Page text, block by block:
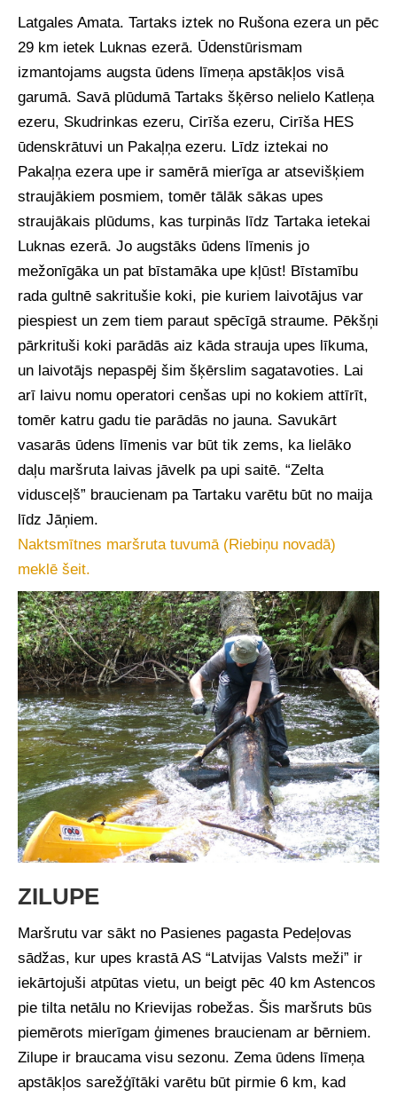
Latgales Amata. Tartaks iztek no Rušona ezera un pēc
29 km ietek Luknas ezerā. Ūdenstūrismam
izmantojams augsta ūdens līmeņa apstākļos visā
garumā. Savā plūdumā Tartaks šķērso nelielo Katleņa
ezeru, Skudrinkas ezeru, Cirīša ezeru, Cirīša HES
ūdenskrātuvi un Pakaļņa ezeru. Līdz iztekai no
Pakaļņa ezera upe ir samērā mierīga ar atsevišķiem
straujākiem posmiem, tomēr tālāk sākas upes
straujākais plūdums, kas turpinās līdz Tartaka ietekai
Luknas ezerā. Jo augstāks ūdens līmenis jo
mežonīgāka un pat bīstamāka upe kļūst! Bīstamību
rada gultnē sakritušie koki, pie kuriem laivotājus var
piespiest un zem tiem paraut spēcīgā straume. Pēkšņi
pārkrituši koki parādās aiz kāda strauja upes līkuma,
un laivotājs nepaspēj šim šķērslim sagatavoties. Lai
arī laivu nomu operatori cenšas upi no kokiem attīrīt,
tomēr katru gadu tie parādās no jauna. Savukārt
vasarās ūdens līmenis var būt tik zems, ka lielāko
daļu maršruta laivas jāvelk pa upi saitē. “Zelta
vidusceļš” braucienam pa Tartaku varētu būt no maija
līdz Jāņiem.
Naktsmītnes maršruta tuvumā (Riebiņu novadā)
meklē šeit.
ZILUPE
Maršrutu var sākt no Pasienes pagasta Pedeļovas
sādžas, kur upes krastā AS “Latvijas Valsts meži” ir
iekārtojuši atpūtas vietu, un beigt pēc 40 km Astencos
pie tilta netālu no Krievijas robežas. Šis maršruts būs
piemērots mierīgam ģimenes braucienam ar bērniem.
Zilupe ir braucama visu sezonu. Zema ūdens līmeņa
apstākļos sarežģītāki varētu būt pirmie 6 km, kad